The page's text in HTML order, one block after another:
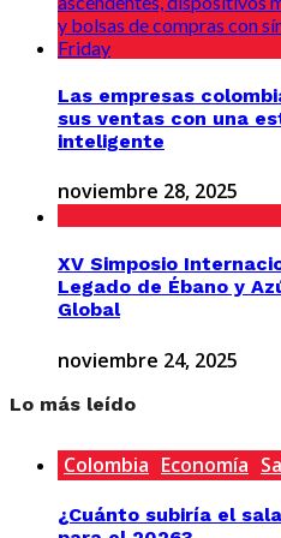
Las empresas
sus ventas con una
inteligente
noviembre 28, 2025
XV Simposio
Legado de Ébano y
Global
noviembre 24, 2025
Lo más leído
Colombia Economía
¿Cuánto subiría el